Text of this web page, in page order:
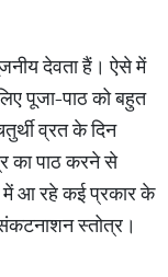
देवता हैं। ऐसे में
पूजा-पाठ को बहुत
व्रत के दिन
का पाठ करने से
में आ रहे कई प्रकार के
स्तोत्र।